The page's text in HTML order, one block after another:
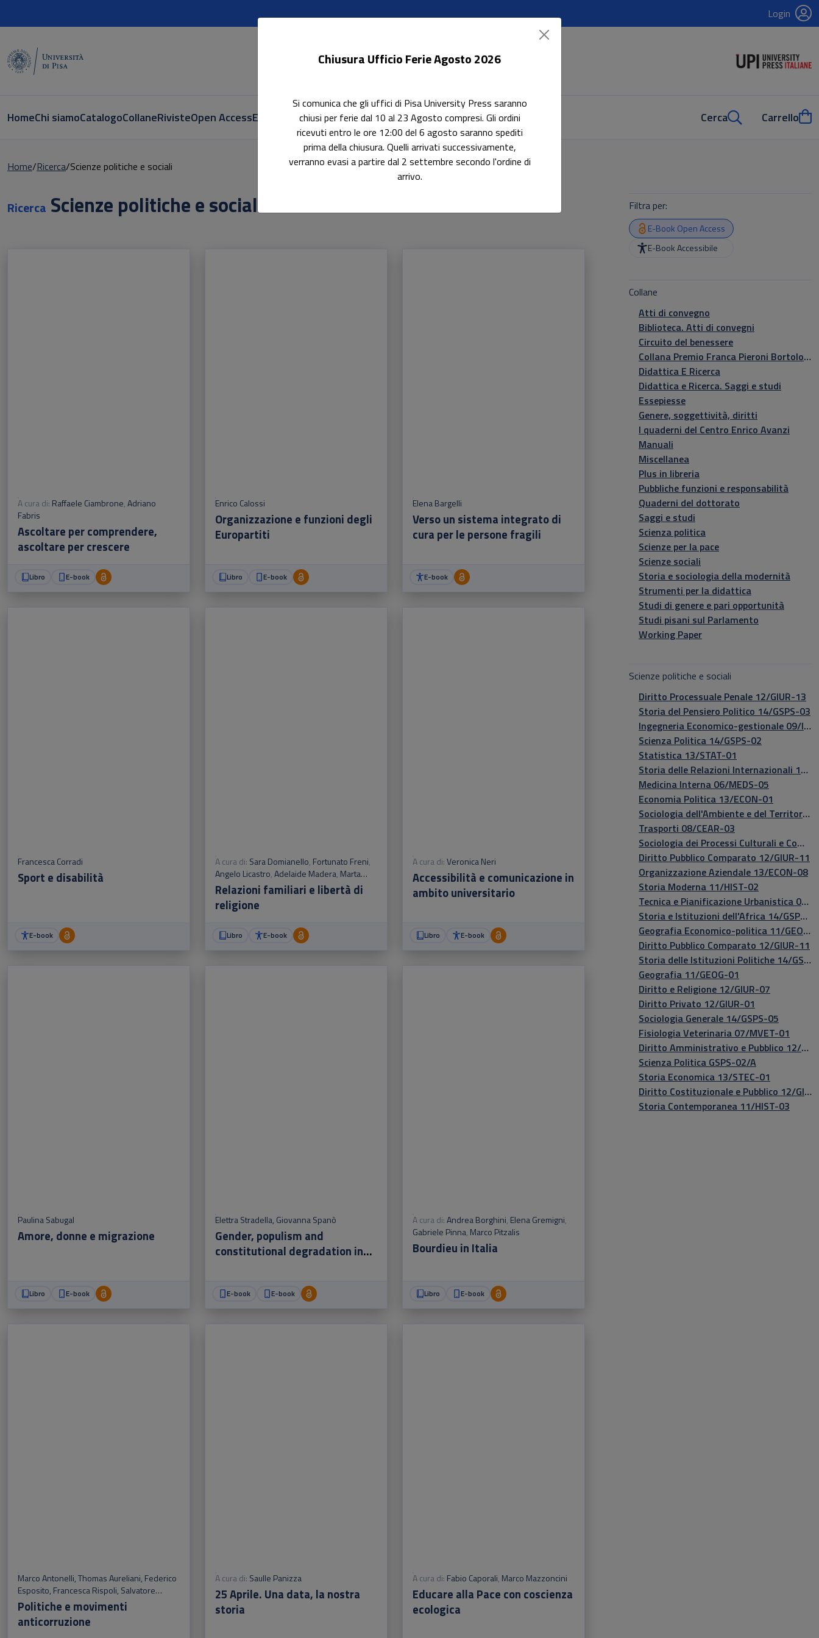
Login
HomeChi siamoCatalogoCollaneRivisteOpen AccessE-book AccessibiliIn evidenzaPubblica con noi Cerca Carrello
Home Ricerca Scienze politiche e sociali
Ricerca Scienze politiche e sociali
A cura di: Raffaele Ciambrone,Adriano
Fabris
Ascoltare per comprendere,
ascoltare per crescere
Libro E-book
Enrico Calossi
Organizzazione e funzioni degli
Europartiti
Libro E-book
Elena Bargelli
Verso un sistema integrato di
cura per le persone fragili
E-book
Francesca Corradi
Sport e disabilità
E-book
A cura di: Sara Domianello, Fortunato Freni,
Angelo Licastro,Adelaide Madera, Marta
Tigano
Relazioni familiari e libertà di
religione
Libro E-book
A cura di:Veronica Neri
Accessibilità e comunicazione in
ambito universitario
Libro E-book
Paulina Sabugal
Amore, donne e migrazione
Libro E-book
Elettra Stradella, Giovanna Spanò
Gender, populism and
constitutional degradation in
E-book E-book
A cura di:Andrea Borghini, Elena Gremigni,
Gabriele Pinna, Marco Pitzalis
Bourdieu in Italia
Libro E-book
Marco Antonelli,Thomas Aureliani, Federico
Esposito, Francesca Rispoli, Salvatore
Sberna,Alberto Vannucci
Politiche e movimenti
anticorruzione
A cura di: Saulle Panizza
25 Aprile. Una data, la nostra
storia
A cura di: Fabio Caporali, Marco Mazzoncini
Educare alla Pace con coscienza
ecologica
Filtra per:
E-Book Open Access
E-Book Accessibile
Collane
Atti di convegno
Biblioteca. Atti di convegni
Circuito del benessere
Collana Premio Franca Pieroni Bortolotti
Didattica E Ricerca
Didattica e Ricerca. Saggi e studi
Essepiesse
Genere, soggettività, diritti
I quaderni del Centro Enrico Avanzi
Manuali
Miscellanea
Plus in libreria
Pubbliche funzioni e responsabilità
Quaderni del dottorato
Saggi e studi
Scienza politica
Scienze per la pace
Scienze sociali
Storia e sociologia della modernità
Strumenti per la didattica
Studi di genere e pari opportunità
Studi pisani sul Parlamento
Working Paper
Scienze politiche e sociali
Diritto Processuale Penale 12/GIUR-13
Storia del Pensiero Politico 14/GSPS-03
Ingegneria Economico-gestionale 09/IEGE-01
Scienza Politica 14/GSPS-02
Statistica 13/STAT-01
Storia delle Relazioni Internazionali 14/GSPS-04
Medicina Interna 06/MEDS-05
Economia Politica 13/ECON-01
Sociologia dell'Ambiente e del Territorio 14/GSPS-08
Trasporti 08/CEAR-03
Sociologia dei Processi Culturali e Comunicativi 14/GSPS-06
Diritto Pubblico Comparato 12/GIUR-11​
Organizzazione Aziendale 13/ECON-08
Storia Moderna 11/HIST-02
Tecnica e Pianificazione Urbanistica 08/CEAR-12
Storia e Istituzioni dell'Africa 14/GSPS-04
Geografia Economico-politica 11/GEOG-01
Diritto Pubblico Comparato 12/GIUR-11
Storia delle Istituzioni Politiche 14/GSPS-03
Geografia 11/GEOG-01
Diritto e Religione 12/GIUR-07
Diritto Privato 12/GIUR-01
Sociologia Generale 14/GSPS-05
Fisiologia Veterinaria 07/MVET-01
Diritto Amministrativo e Pubblico 12/GIUR-06
Scienza Politica GSPS-02/A
Storia Economica 13/STEC-01
Diritto Costituzionale e Pubblico 12/GIUR-05
Storia Contemporanea 11/HIST-03
Chiusura Ufficio Ferie Agosto 2026
Si comunica che gli uffici di Pisa University Press saranno
chiusi per ferie dal 10 al 23 Agosto compresi. Gli ordini
ricevuti entro le ore 12:00 del 6 agosto saranno spediti
prima della chiusura. Quelli arrivati successivamente,
verranno evasi a partire dal 2 settembre secondo l'ordine di
arrivo.